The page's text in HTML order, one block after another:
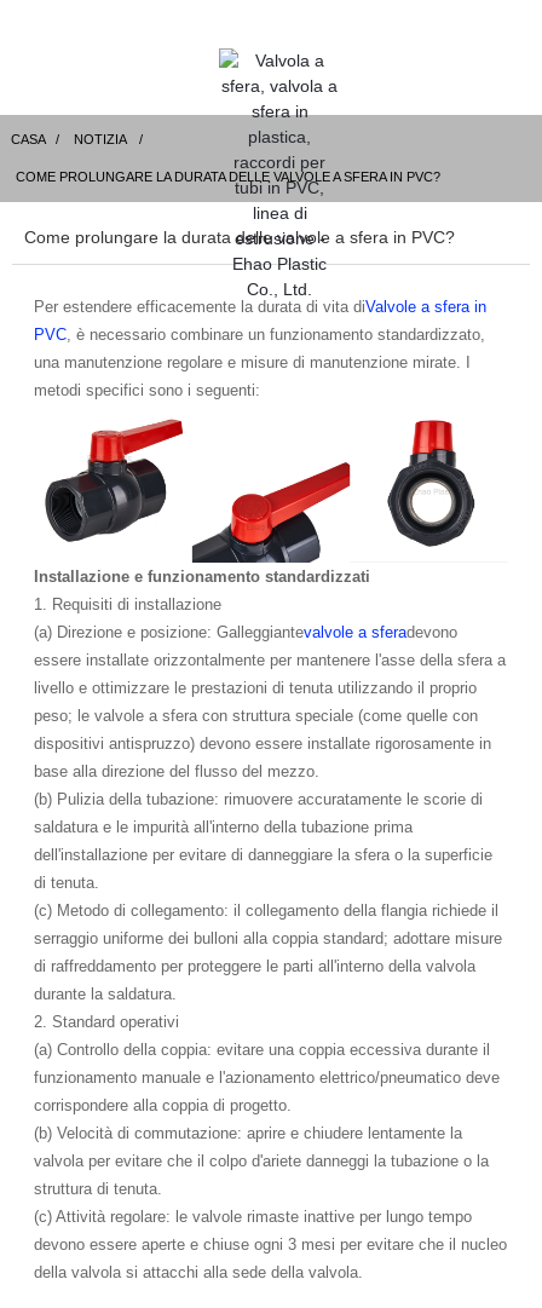
CASA NOTIZIA
COME PROLUNGARE LA DURATA DELLE VALVOLE A SFERA IN PVC?
Come prolungare la durata delle valvole a sfera in PVC?
Per estendere efficacemente la durata di vita diValvole a sfera in
PVC, è necessario combinare un funzionamento standardizzato,
una manutenzione regolare e misure di manutenzione mirate. I
metodi specifici sono i seguenti:
Installazione e funzionamento standardizzati
1. Requisiti di installazione
(a) Direzione e posizione: Galleggiantevalvole a sferadevono
essere installate orizzontalmente per mantenere l'asse della sfera a
livello e ottimizzare le prestazioni di tenuta utilizzando il proprio
peso; le valvole a sfera con struttura speciale (come quelle con
dispositivi antispruzzo) devono essere installate rigorosamente in
base alla direzione del flusso del mezzo.
(b) Pulizia della tubazione: rimuovere accuratamente le scorie di
saldatura e le impurità all'interno della tubazione prima
dell'installazione per evitare di danneggiare la sfera o la superficie
di tenuta.
(c) Metodo di collegamento: il collegamento della flangia richiede il
serraggio uniforme dei bulloni alla coppia standard; adottare misure
di raffreddamento per proteggere le parti all'interno della valvola
durante la saldatura.
2. Standard operativi
(a) Controllo della coppia: evitare una coppia eccessiva durante il
funzionamento manuale e l'azionamento elettrico/pneumatico deve
corrispondere alla coppia di progetto.
(b) Velocità di commutazione: aprire e chiudere lentamente la
valvola per evitare che il colpo d'ariete danneggi la tubazione o la
struttura di tenuta.
(c) Attività regolare: le valvole rimaste inattive per lungo tempo
devono essere aperte e chiuse ogni 3 mesi per evitare che il nucleo
della valvola si attacchi alla sede della valvola.